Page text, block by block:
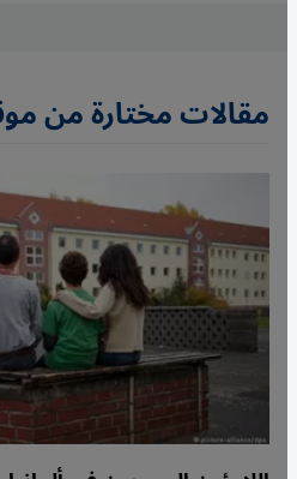
مقالات مختارة من